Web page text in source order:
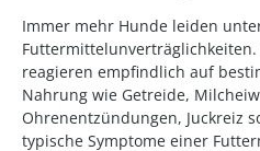
Immer mehr Hunde leiden
reagieren empfindlich auf
Nahrung wie Getreide,
Ohrenentzündungen, Juckreiz
typische Symptome einer